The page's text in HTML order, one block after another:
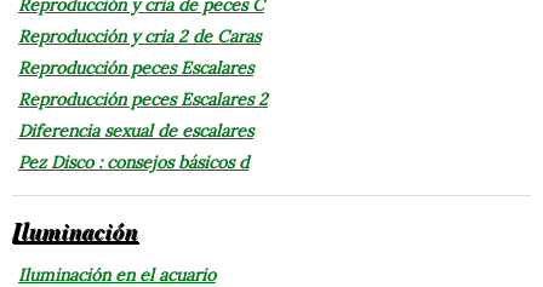
Reproducción y cria de peces C
Reproducción y cria 2 de Caras
Reproducción peces Escalares
Reproducción peces Escalares 2
Diferencia sexual de escalares
Pez Disco : consejos básicos d
Iluminación
Iluminación en el acuario